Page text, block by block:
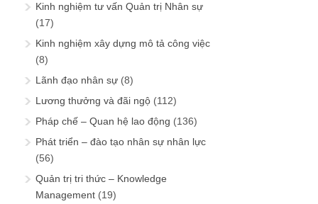
Kinh nghiệm tư vấn Quản trị Nhân sự
(17)
Kinh nghiệm xây dựng mô tả công việc
(8)
Lãnh đạo nhân sự (8)
Lương thưởng và đãi ngộ (112)
Pháp chế – Quan hệ lao động (136)
Phát triển – đào tạo nhân sự nhân lực
(56)
Quản trị tri thức – Knowledge
Management (19)